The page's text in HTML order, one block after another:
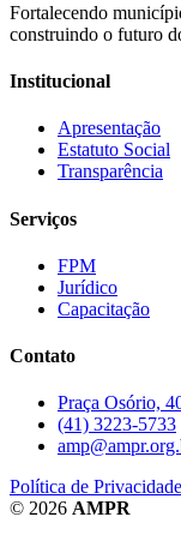
Fortalecendo
construindo o futuro
Institucional
Apresentação
Estatuto Social
Transparência
Serviços
FPM
Jurídico
Capacitação
Contato
Praça Osório,
(41) 3223-5733
Política de Privacidade
© 2026 AMPR